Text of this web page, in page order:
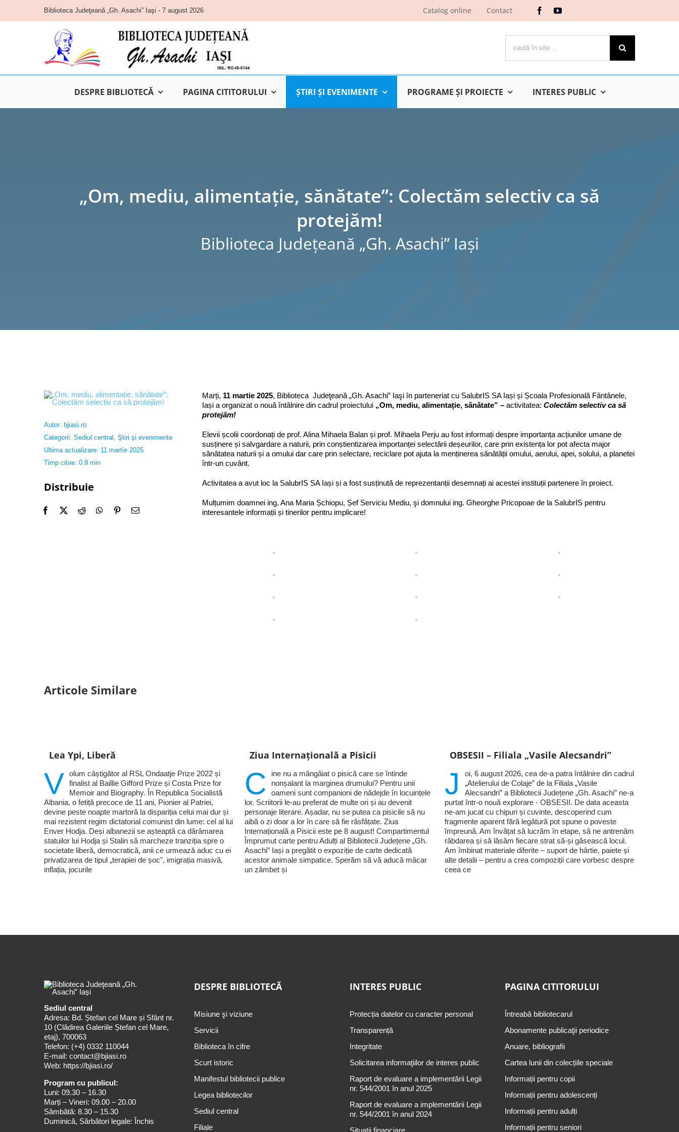
content
Biblioteca Judeţeană „Gh. Asachi” Iaşi - 7 august 2026 Catalog online Contact
DESPRE BIBLIOTECĂ PAGINA CITITORULUI ŞTIRI ŞI EVENIMENTE PROGRAME ŞI PROIECTE INTERES PUBLIC
„Om, mediu, alimentație, sănătate”: Colectăm selectiv ca să
protejăm!
Biblioteca Judeţeană „Gh. Asachi” Iaşi
Autor: bjiasi.ro
Categorii: Sediul central , Ştiri şi evenimente
Ultima actualizare: 11 martie 2025
Timp citire: 0,9 min
Distribuie
Marți, 11 martie 2025, Biblioteca Judeţeană „Gh. Asachi” Iaşi în parteneriat cu SalubrIS SA Iași și Școala Profesională Fântânele,
Iași a organizat o nouă întâlnire din cadrul proiectului „Om, mediu, alimentație, sănătate” –activitatea: Colectăm selectiv ca să
protejăm!
Elevii școlii coordonați de prof. Alina Mihaela Balan și prof. Mihaela Perju au fost informați despre importanța acțiunilor umane de
susținere și salvgardare a naturii, prin conștientizarea importanței selectării deșeurilor, care prin existența lor pot afecta major
sănătatea naturii și a omului dar care prin selectare, reciclare pot ajuta la menținerea sănătății omului, aerului, apei, solului, a planetei
într-un cuvânt.
Activitatea a avut loc la SalubrIS SA Iași și a fost susținută de reprezentanții desemnați ai acestei instituții partenere în proiect.
Mulțumim doamnei ing. Ana Maria Șchiopu, Șef Serviciu Mediu, şi domnului ing. Gheorghe Pricopoae de la SalubrIS pentru
interesantele informații și tinerilor pentru implicare!
Articole Similare
Lea Ypi, Liberă
V olum câștigător al RSL Ondaatje Prize 2022 și
finalist al Baillie Gifford Prize și Costa Prize for
Memoir and Biography. În Republica Socialistă
Albania, o fetiță precoce de 11 ani, Pionier al Patriei,
devine peste noapte martoră la dispariția celui mai dur și
mai rezistent regim dictatorial comunist din lume: cel al lui
Enver Hodja. Deși albanezii se așteaptă ca dărâmarea
statuilor lui Hodja și Stalin să marcheze tranziția spre o
societate liberă, democratică, anii ce urmează aduc cu ei
privatizarea de tipul „terapiei de șoc", imigrația masivă,
inflația, jocurile
Ziua Internațională a Pisicii
C
ine nu a mângâiat o pisică care se întinde
nonșalant la marginea drumului? Pentru unii
oameni sunt companioni de nădejde în locuințele
lor. Scriitorii le-au preferat de multe ori și au devenit
personaje literare. Așadar, nu se putea ca pisicile să nu
aibă o zi doar a lor în care să fie răsfățate. Ziua
Internațională a Pisicii este pe 8 august! Compartimentul
Împrumut carte pentru Adulți al Bibliotecii Județene „Gh.
Asachi” Iași a pregătit o expoziție de carte dedicată
acestor animale simpatice. Sperăm să vă aducă măcar
un zâmbet și
OBSESII – Filiala „Vasile Alecsandri”
J
oi, 6 august 2026, cea de-a patra întâlnire din cadrul
„Atelierului de Colaje” de la Filiala „Vasile
Alecsandri” a Bibliotecii Județene „Gh. Asachi” ne-a
purtat într-o nouă explorare - OBSESII. De data aceasta
ne-am jucat cu chipuri și cuvinte, descoperind cum
fragmente aparent fără legătură pot spune o poveste
împreună. Am învățat să lucrăm în etape, să ne antrenăm
răbdarea și să lăsăm fiecare strat să-și găsească locul.
Am îmbinat materiale diferite – suport de hârtie, paiete și
alte detalii – pentru a crea compoziții care vorbesc despre
ceea ce
Sediul central
Adresa: Bd. Ștefan cel Mare și Sfânt nr.
10 (Clădirea Galeriile Ștefan cel Mare,
etaj), 700063
Telefon: (+4) 0332 110044
E-mail: contact@bjiasi.ro
Web: https://bjiasi.ro/
Program cu publicul:
Luni: 09.30 – 16.30
Marți – Vineri: 09.00 – 20.00
Sâmbătă: 8.30 – 15.30
Duminică, Sărbători legale: Închis
DESPRE BIBLIOTECĂ
Misiune şi viziune
Servicii
Biblioteca în cifre
Scurt istoric
Manifestul bibliotecii publice
Legea bibliotecilor
Sediul central
Filiale
INTERES PUBLIC
Protecția datelor cu caracter personal
Transparență
Integritate
Solicitarea informaţiilor de interes public
Raport de evaluare a implementării Legii
nr. 544/2001 în anul 2025
Raport de evaluare a implementării Legii
nr. 544/2001 în anul 2024
Situații financiare
PAGINA CITITORULUI
Întreabă bibliotecarul
Abonamente publicaţii periodice
Anuare, bibliografii
Cartea lunii din colecțiile speciale
Informații pentru copii
Informații pentru adolescenți
Informații pentru adulți
Informații pentru seniori